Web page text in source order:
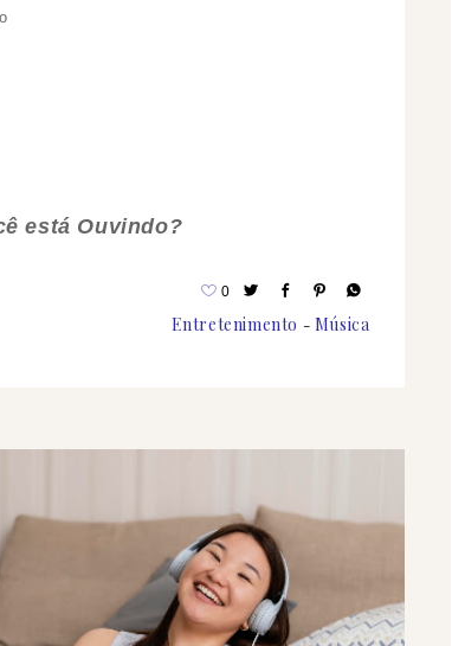
está Ouvindo?
0
Entretenimento Música